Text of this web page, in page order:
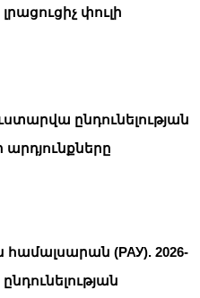
փուլի
ընդունելության
արդյունքները
(РАУ). 2026-